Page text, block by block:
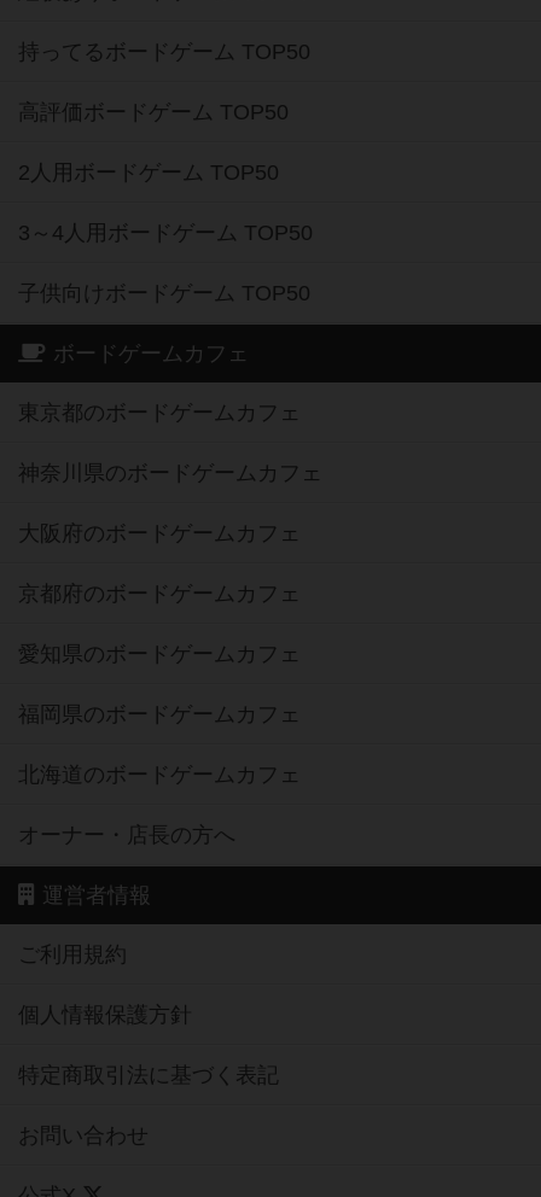
持ってるボードゲーム TOP50
高評価ボードゲーム TOP50
2人用ボードゲーム TOP50
3～4人用ボードゲーム TOP50
子供向けボードゲーム TOP50
ボードゲームカフェ
東京都のボードゲームカフェ
神奈川県のボードゲームカフェ
大阪府のボードゲームカフェ
京都府のボードゲームカフェ
愛知県のボードゲームカフェ
福岡県のボードゲームカフェ
北海道のボードゲームカフェ
オーナー・店長の方へ
運営者情報
ご利用規約
個人情報保護方針
特定商取引法に基づく表記
お問い合わせ